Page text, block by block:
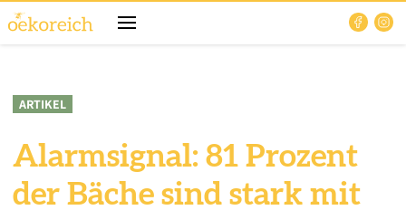
ARTIKEL
Alarmsignal: 81 Prozent
der Bäche sind stark mit